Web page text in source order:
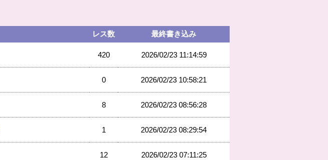
レス数 最終書き込み
420 2026/02/23 11:14:59
0 2026/02/23 10:58:21
8 2026/02/23 08:56:28
1 2026/02/23 08:29:54
12 2026/02/23 07:11:25